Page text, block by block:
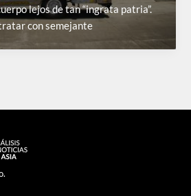
lejos de tan “ingrata patria”.
con semejante